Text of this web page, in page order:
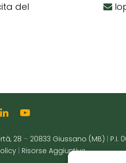
del
28 – 20833 Giussano (MB)
P.I.
Risorse Aggiuntive